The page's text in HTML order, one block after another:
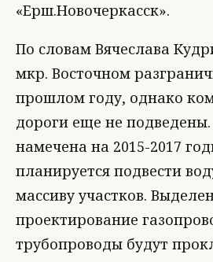
«Ерш.Новочеркасск».
По словам Вячеслава
мкр. Восточном
прошлом году, однако
дороги еще не подведены.
намечена на 2015-2017
планируется подвести
массиву участков.
проектирование
трубопроводы будут